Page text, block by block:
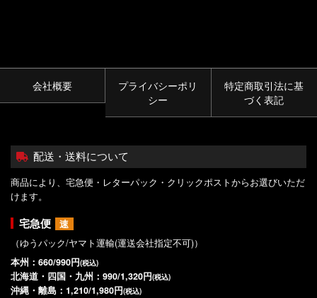
会社概要
プライバシーポリ
シー
特定商取引法に基
づく表記
配送・送料について
商品により、宅急便・レターパック・クリックポストからお選びいただ
けます。
宅急便
速
（ゆうパック/ヤマト運輸(運送会社指定不可)）
本州：660/990円(税込)
北海道・四国・九州：990/1,320円(税込)
沖縄・離島：1,210/1,980円(税込)